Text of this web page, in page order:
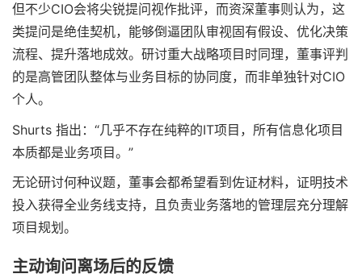
但不少CIO会将尖锐提问视作批评，而资深董事则认为，这
类提问是绝佳契机，能够倒逼团队审视固有假设、优化决策
流程、提升落地成效。研讨重大战略项目时同理，董事评判
的是高管团队整体与业务目标的协同度，而非单独针对CIO
个人。
Shurts 指出：“几乎不存在纯粹的IT项目，所有信息化项目
本质都是业务项目。”
无论研讨何种议题，董事会都希望看到佐证材料，证明技术
投入获得全业务线支持，且负责业务落地的管理层充分理解
项目规划。
主动询问离场后的反馈